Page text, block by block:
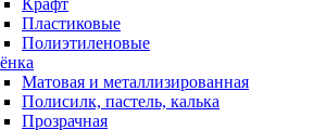
Крафт
Пластиковые
Полиэтиленовые
Матовая и металлизированная
Полисилк, пастель, калька
Прозрачная